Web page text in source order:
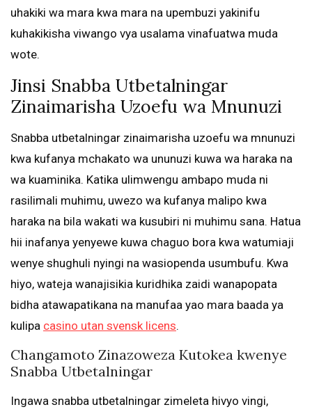
uhakiki wa mara kwa mara na upembuzi yakinifu
kuhakikisha viwango vya usalama vinafuatwa muda
wote.
Jinsi Snabba Utbetalningar
Zinaimarisha Uzoefu wa Mnunuzi
Snabba utbetalningar zinaimarisha uzoefu wa mnunuzi
kwa kufanya mchakato wa ununuzi kuwa wa haraka na
wa kuaminika. Katika ulimwengu ambapo muda ni
rasilimali muhimu, uwezo wa kufanya malipo kwa
haraka na bila wakati wa kusubiri ni muhimu sana. Hatua
hii inafanya yenyewe kuwa chaguo bora kwa watumiaji
wenye shughuli nyingi na wasiopenda usumbufu. Kwa
hiyo, wateja wanajisikia kuridhika zaidi wanapopata
bidha atawapatikana na manufaa yao mara baada ya
kulipa casino utan svensk licens.
Changamoto Zinazoweza Kutokea kwenye
Snabba Utbetalningar
Ingawa snabba utbetalningar zimeleta hivyo vingi,